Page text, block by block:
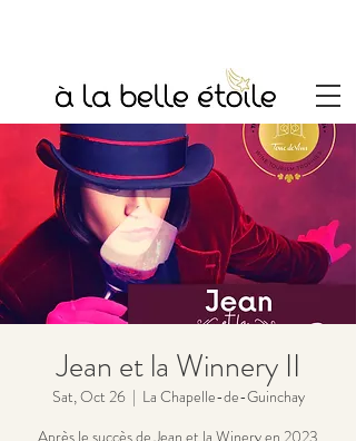
Jean et la Winnery II
Sat, Oct 26
  |
La Chapelle-de-Guinchay
Après le succès de Jean et la Winery en 2023